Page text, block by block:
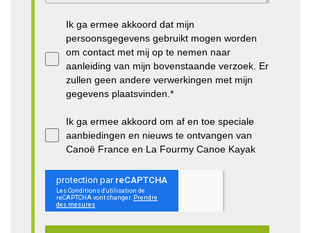
Ik ga ermee akkoord dat mijn
persoonsgegevens gebruikt mogen worden
om contact met mij op te nemen naar
aanleiding van mijn bovenstaande verzoek. Er
zullen geen andere verwerkingen met mijn
gegevens plaatsvinden.*
Ik ga ermee akkoord om af en toe speciale
aanbiedingen en nieuws te ontvangen van
Canoë France en La Fourmy Canoe Kayak